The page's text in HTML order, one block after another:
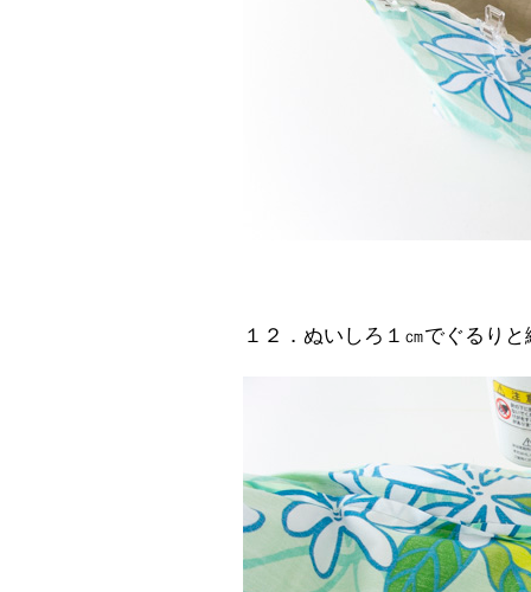
１２．ぬいしろ１㎝でぐるり